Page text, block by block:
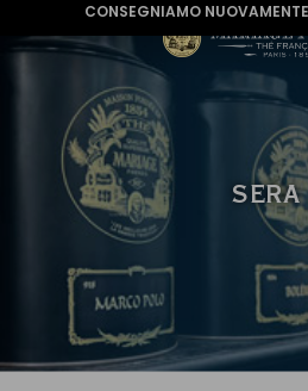
CONSEGNIAMO
SERA